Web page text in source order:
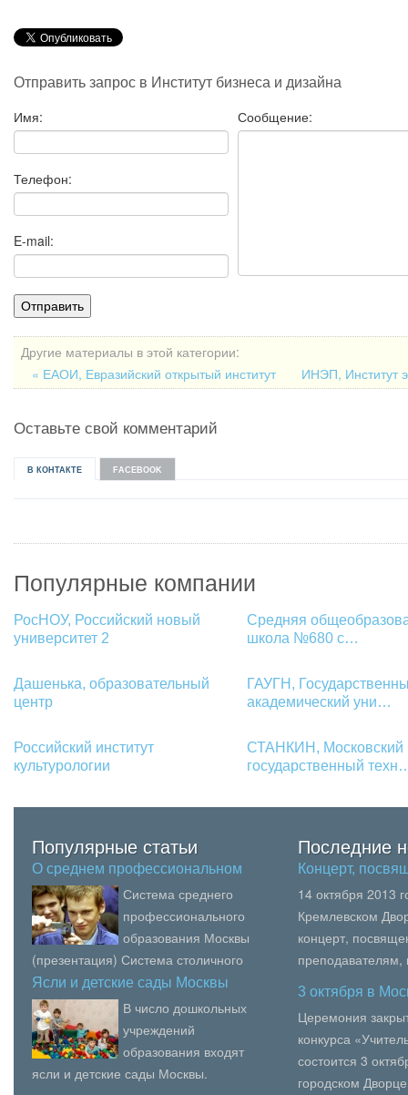
Отправить запрос в Институт бизнеса и дизайна
Имя:
Телефон:
E-mail:
Сообщение:
Другие материалы в этой категории:
« ЕАОИ, Евразийский открытый институт
ИНЭП, Институт
Оставьте свой комментарий
В КОНТАКТЕ FACEBOOK
Популярные компании
РосНОУ, Российский новый
университет 2
Средняя
школа №680 с…
Дашенька, образовательный
центр
ГАУГН,
академический уни…
Российский институт
культурологии
СТАНКИН, Московский
государственный
Популярные статьи
О среднем профессиональном
обр…
Система среднего
профессионального
образования Москвы
(презентация) Система столичного
среднего профессионального
образования является
многоуровневой...
Ясли и детские сады Москвы
В число дошкольных
учреждений
образования входят
ясли и детские сады Москвы.
Последние
Концерт,
14 октября 2013
Кремлевском
концерт,
образования,
вузов Москвы.В
3 октября в
Церемония
конкурса
состоится 3
городском